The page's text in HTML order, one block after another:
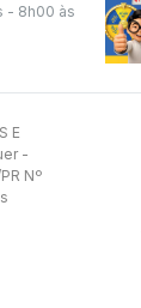
- 8h00 às
E
-
Nº